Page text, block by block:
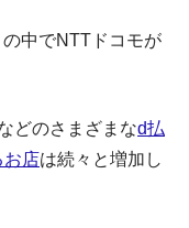
の中でNTTドコモが
どのさまざまなd払
お店は続々と増加し